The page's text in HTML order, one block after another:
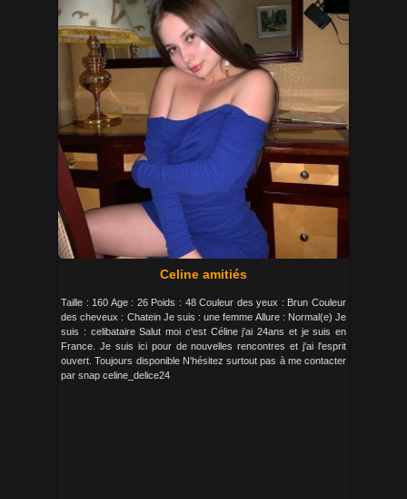
Celine amitiés
Taille : 160 Age : 26 Poids : 48 Couleur des yeux : Brun Couleur
des cheveux : Chatein Je suis : une femme Allure : Normal(e) Je
suis : celibataire Salut moi c'est Céline j'ai 24ans et je suis en
France. Je suis ici pour de nouvelles rencontres et j'ai l'esprit
ouvert. Toujours disponible N'hésitez surtout pas à me contacter
par snap celine_delice24